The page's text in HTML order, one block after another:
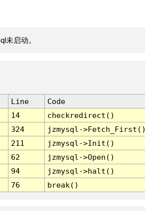
未启动。
Line
Code
14
checkredirect()
324
jzmysql-
211
jzmysql->Init()
62
jzmysql->Open()
94
jzmysql->halt()
76 break()